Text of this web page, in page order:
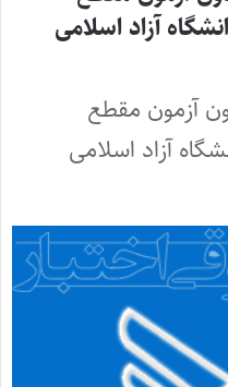
آزاد اسلامی
آزمون مقطع
آزاد اسلامی